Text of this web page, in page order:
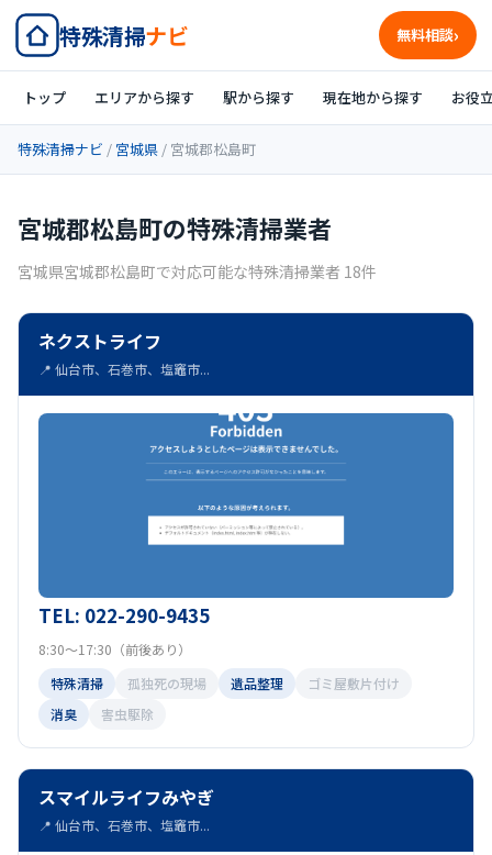
特殊清掃ナビ 無料相談
トップ エリアから探す 駅から探す 現在地から探す お役
特殊清掃ナビ / 宮城県 / 宮城郡松島町
宮城郡松島町の特殊清掃業者
宮城県宮城郡松島町で対応可能な特殊清掃業者 18件
ネクストライフ
📍 仙台市、石巻市、塩竈市...
TEL: 022-290-9435
8:30～17:30（前後あり）
特殊清掃
孤独死の現場 遺品整理
ゴミ屋敷片付け
消臭
害虫駆除
スマイルライフみやぎ
📍 仙台市、石巻市、塩竈市...